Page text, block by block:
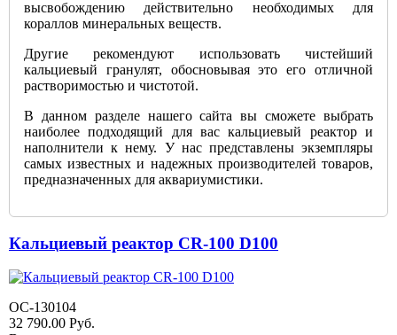
высвобождению действительно необходимых для
кораллов минеральных веществ.
Другие рекомендуют использовать чистейший
кальциевый гранулят, обосновывая это его отличной
растворимостью и чистотой.
В данном разделе нашего сайта вы сможете выбрать
наиболее подходящий для вас кальциевый реактор и
наполнители к нему. У нас представлены экземпляры
самых известных и надежных производителей товаров,
предназначенных для аквариумистики.
Кальциевый реактор CR-100 D100
OC-130104
32 790.00 Руб.